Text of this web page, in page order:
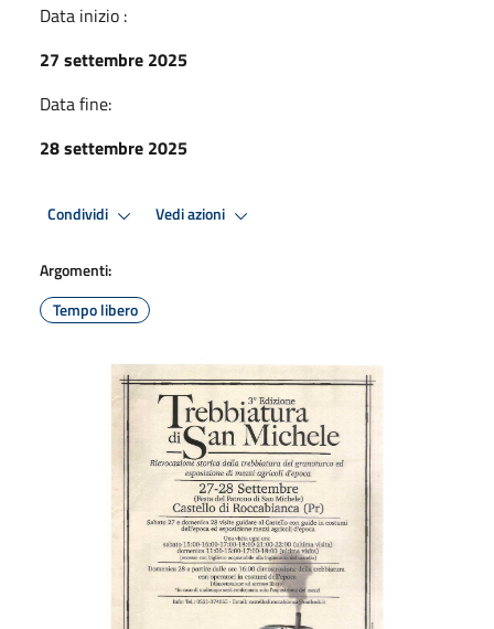
Data inizio :
27 settembre 2025
Data fine:
28 settembre 2025
Condividi Vedi azioni
Argomenti:
Tempo libero